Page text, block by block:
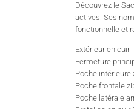
Découvrez le
actives. Ses
fonctionnelle et
Extérieur en cuir
Fermeture
Poche intérieure
Poche frontale
Poche latérale